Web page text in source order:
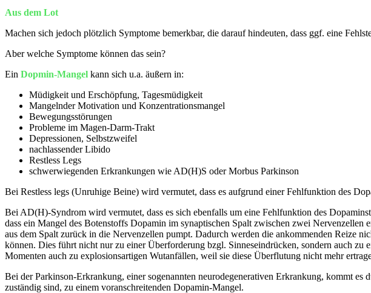
Aus dem Lot
Machen sich jedoch plötzlich Symptome bemerkbar, die darauf hindeuten, dass ggf. eine
Aber welche Symptome können das sein?
Ein Dopmin-Mangel kann sich u.a. äußern in:
Müdigkeit und Erschöpfung, Tagesmüdigkeit
Mangelnder Motivation und Konzentrationsmangel
Bewegungsstörungen
Probleme im Magen-Darm-Trakt
Depressionen, Selbstzweifel
nachlassender Libido
Restless Legs
schwerwiegenden Erkrankungen wie AD(H)S oder Morbus Parkinson
Bei Restless legs (Unruhige Beine) wird vermutet, dass es aufgrund einer Fehlfunktion des
Bei AD(H)-Syndrom wird vermutet, dass es sich ebenfalls um eine Fehlfunktion des
dass ein Mangel des Botenstoffs Dopamin im synaptischen Spalt zwischen zwei
aus dem Spalt zurück in die Nervenzellen pumpt. Dadurch werden die ankommenden Reize
können. Dies führt nicht nur zu einer Überforderung bzgl. Sinneseindrücken, sondern auch
Momenten auch zu explosionsartigen Wutanfällen, weil sie diese Überflutung nicht mehr
Bei der Parkinson-Erkrankung, einer sogenannten neurodegenerativen Erkrankung, kommt
zuständig sind, zu einem voranschreitenden Dopamin-Mangel.